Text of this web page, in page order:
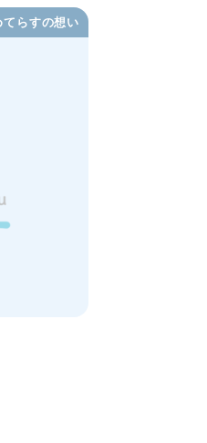
てらすの想い